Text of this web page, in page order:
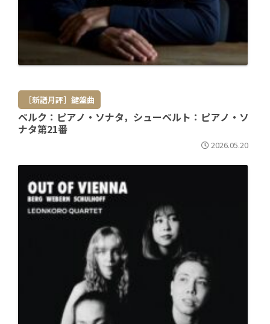
［新譜月評］鍵盤曲
ベルク：ピアノ・ソナタ，シューベルト：ピアノ・ソ
ナタ第21番
2026.05.20